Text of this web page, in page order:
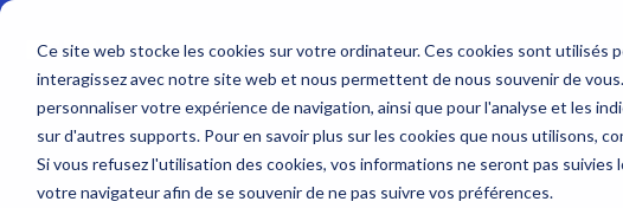
Ce site web stocke les cookies sur votre ordinateur. Ces cookies sont utilisés
interagissez avec notre site web et nous permettent de nous souvenir de
personnaliser votre expérience de navigation, ainsi que pour l'analyse et les
sur d'autres supports. Pour en savoir plus sur les cookies que nous utilisons,
Si vous refusez l'utilisation des cookies, vos informations ne seront pas
votre navigateur afin de se souvenir de ne pas suivre vos préférences.
Skip
main
content.Sondeurs et Sonars
Sondeurs
Combinés
NavNet TZtouch
Service sur mesure
Contrat de maintenance SBM
Sur nous
Société
SUPPORT
Nous contacter